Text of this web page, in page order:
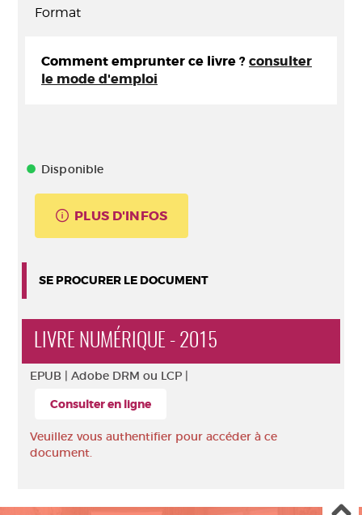
Format
Comment emprunter ce livre ? consulter
le mode d'emploi
Disponible
PLUS D'INFOS
SE PROCURER LE DOCUMENT
LIVRE NUMÉRIQUE - 2015
EPUB | Adobe DRM ou LCP |
Consulter en ligne
Veuillez vous authentifier pour accéder à ce
document.